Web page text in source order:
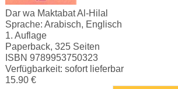
Dar wa Maktabat Al-Hilal
Sprache: Arabisch, Englisch
1. Auflage
Paperback, 325 Seiten
ISBN 9789953750323
Verfügbarkeit: sofort lieferbar
15.90 €